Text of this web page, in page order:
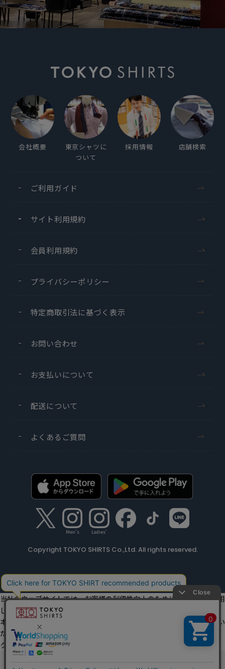
他のアイテムを探す こだわり検索
会社概要
東京シャツに
ついて
採用情報 店舗検索
ご利用ガイド
サイト利用規約
会員利用規約
プライバシーポリシー
特定商取引法に基づく表示
お問い合わせ
お支払いについて
配送について
よくあるご質問
Men's Ladies'
Copyright TOKYO SHIRTS Co.,Ltd. All rights reserved.
当社のウェブサイトでは、お客様の利便性向上のためにクッキーを利用
しています。
本ウェブサイトをこのままご利用になる場合、クッキーの使用に同意い
ただいたものとみなします。
クッキーを通じて収集する情報には、「お客様個人を特定できる情報」
は一切含まれておりません。詳細は